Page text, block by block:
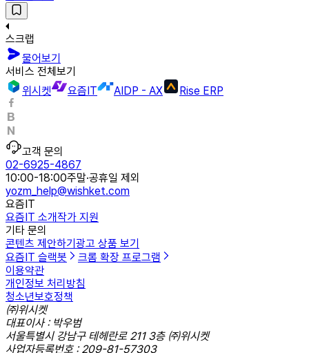
스크랩
물어보기
서비스 전체보기
위시켓
요즘IT AIDP - AX Rise ERP
고객 문의
02-6925-4867
10:00-18:00주말·공휴일 제외
yozm_help@wishket.com
요즘IT
요즘IT 소개작가 지원
기타 문의
콘텐츠 제안하기 광고 상품 보기
요즘IT 슬랙봇
크롬 확장 프로그램
이용약관
개인정보 처리방침
청소년보호정책
㈜위시켓
대표이사 : 박우범
서울특별시 강남구 테헤란로 211 3층 ㈜위시켓
사업자등록번호 : 209-81-57303